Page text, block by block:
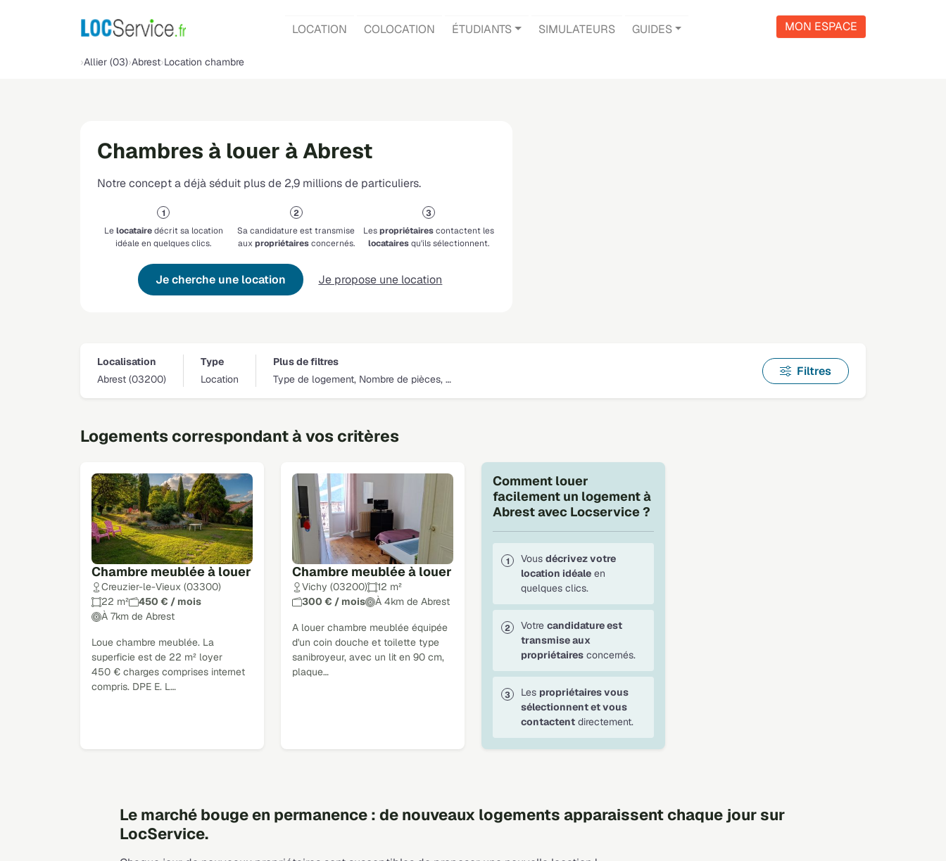
LOCATION COLOCATION ÉTUDIANTS SIMULATEURS GUIDES MON ESPACE
Allier (03) Abrest Location chambre
Chambres à louer à Abrest
Notre concept a déjà séduit plus de 2,9 millions de particuliers.
Lelocatairedécrit sa location
idéale en quelques clics.
Sa candidature est transmise
auxpropriétairesconcernés.
Lespropriétairescontactent les
locatairesqu'ils sélectionnent.
Je cherche une location Je propose une location
Localisation
Abrest (03200)
Type
Location
Plus de filtres
Type de logement, Nombre de pièces, …
Filtres
Logements correspondant à vos critères
Chambre meublée à louer
Creuzier-le-Vieux (03300)
22 m²
450 € / mois
À 7km de Abrest
Loue chambre meublée. La
superficie est de 22 m² loyer
450 € charges comprises internet
compris. DPE E. L…
Chambre meublée à louer
Vichy (03200)
12 m²
300 € / mois
À 4km de Abrest
A louer chambre meublée équipée
d'un coin douche et toilette type
sanibroyeur, avec un lit en 90 cm,
plaque…
Comment louer
facilement un logement à
Abrest avec Locservice ?
Vous décrivez votre
location idéale en
quelques clics.
Votre candidature est
transmise aux
propriétaires concernés.
Les propriétaires vous
sélectionnent et vous
contactent directement.
Le marché bouge en permanence : de nouveaux logements apparaissent chaque jour sur
LocService.